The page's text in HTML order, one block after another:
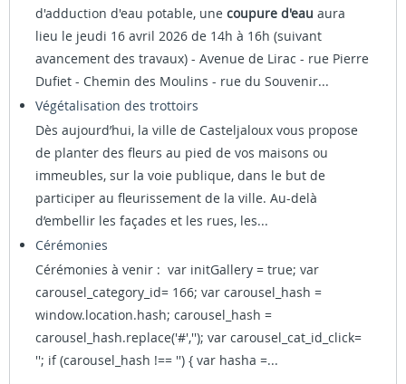
d'adduction d'eau potable, une coupure d'eau aura
lieu le jeudi 16 avril 2026 de 14h à 16h (suivant
avancement des travaux) - Avenue de Lirac - rue Pierre
Dufiet - Chemin des Moulins - rue du Souvenir...
Végétalisation des trottoirs
Dès aujourd’hui, la ville de Casteljaloux vous propose
de planter des fleurs au pied de vos maisons ou
immeubles, sur la voie publique, dans le but de
participer au fleurissement de la ville. Au-delà
d’embellir les façades et les rues, les...
Cérémonies
Cérémonies à venir : var initGallery = true; var
carousel_category_id= 166; var carousel_hash =
window.location.hash; carousel_hash =
carousel_hash.replace('#',''); var carousel_cat_id_click=
''; if (carousel_hash !== '') { var hasha =...